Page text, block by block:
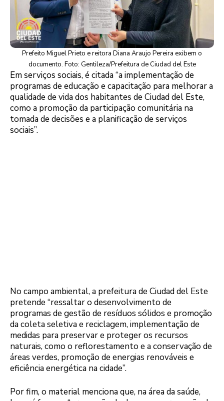
Prefeito Miguel Prieto e reitora Diana Araujo Pereira exibem o
documento. Foto: Gentileza/Prefeitura de Ciudad del Este
Em serviços sociais, é citada “a implementação de
programas de educação e capacitação para melhorar a
qualidade de vida dos habitantes de Ciudad del Este,
como a promoção da participação comunitária na
tomada de decisões e a planificação de serviços
sociais”.
No campo ambiental, a prefeitura de Ciudad del Este
pretende “ressaltar o desenvolvimento de
programas de gestão de resíduos sólidos e promoção
da coleta seletiva e reciclagem, implementação de
medidas para preservar e proteger os recursos
naturais, como o reflorestamento e a conservação de
áreas verdes, promoção de energias renováveis e
eficiência energética na cidade”.
Por fim, o material menciona que, na área da saúde,